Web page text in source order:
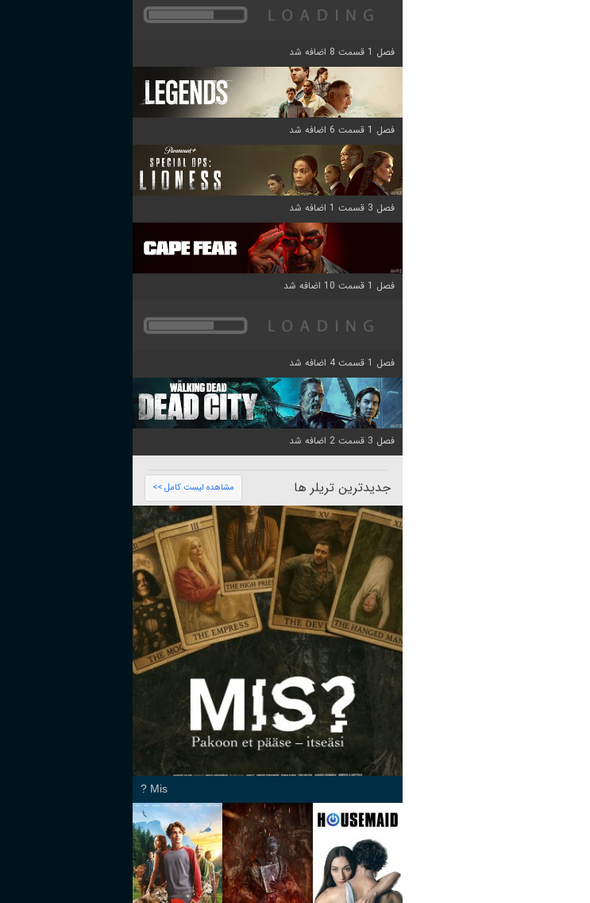
فصل 1 قسمت 8 اضافه شد
فصل 1 قسمت 6 اضافه شد
فصل 3 قسمت 1 اضافه شد
فصل 1 قسمت 10 اضافه شد
فصل 1 قسمت 4 اضافه شد
فصل 3 قسمت 2 اضافه شد
جدیدترین تریلر ها مشاهده لیست کامل >>
Mis ?